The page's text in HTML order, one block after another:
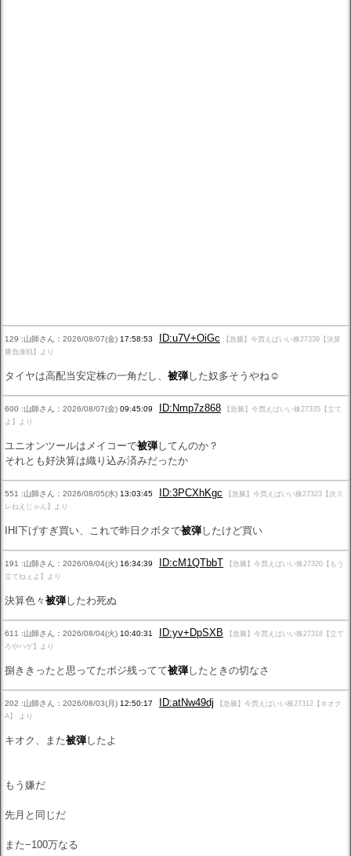
129 :山師さん：2026/08/07(金) 17:58:53 ID:u7V+OiGc
【急騰】今買えばいい株27339【決算
勝負連戦】より
タイヤは高配当安定株の一角だし、 被弾した奴多そうやね☺
600 :山師さん：2026/08/07(金) 09:45:09 ID:Nmp7z868
【急騰】今買えばいい株27335【立て
よ】より
ユニオンツールはメイコーで被弾してんのか？
それとも好決算は織り込み済みだったか
551 :山師さん：2026/08/05(水) 13:03:45 ID:3PCXhKgc
【急騰】今買えばいい株27323【次ス
レねえじゃん】より
IHI下げすぎ買い、これで昨日クボタで被弾したけど買い
191 :山師さん：2026/08/04(火) 16:34:39 ID:cM1QTbbT
【急騰】今買えばいい株27320【もう
立てねぇよ】より
決算色々 被弾したわ死ぬ
611 :山師さん：2026/08/04(火) 10:40:31 ID:yv+DpSXB
【急騰】今買えばいい株27318【立て
ろやハゲ】より
捌ききったと思ってたポジ残ってて被弾したときの切なさ
202 :山師さん：2026/08/03(月) 12:50:17 ID:atNw49dj
【急騰】今買えばいい株27312【キオク
A】 より
キオク、また被弾したよ
もう嫌だ
先月と同じだ
また−100万なる